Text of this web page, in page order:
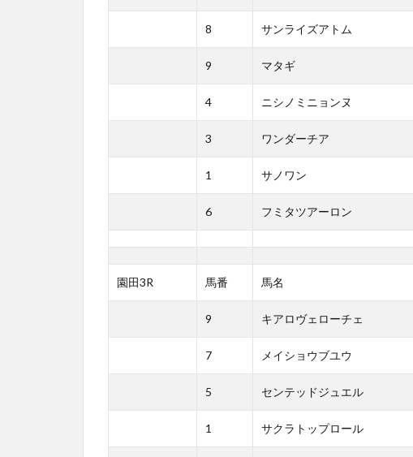
8 サンライズアトム
9 マタギ
4 ニシノミニョンヌ
3 ワンダーチア
1 サノワン
6 フミタツアーロン
園田3R 馬番 馬名
9 キアロヴェローチェ
7 メイショウブユウ
5 センテッドジュエル
1 サクラトップロール